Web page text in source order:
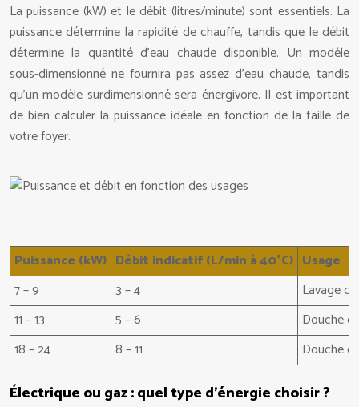
La puissance (kW) et le débit (litres/minute) sont essentiels. La
puissance détermine la rapidité de chauffe, tandis que le débit
détermine la quantité d’eau chaude disponible. Un modèle
sous-dimensionné ne fournira pas assez d’eau chaude, tandis
qu’un modèle surdimensionné sera énergivore. Il est important
de bien calculer la puissance idéale en fonction de la taille de
votre foyer.
Puissance (kW) Débit indicatif (L/min à 40°C) Usage
7 – 9
3 – 4
Lavage
11 – 13
5 – 6
Douche
18 – 24
8 – 11 Douche
Électrique ou gaz : quel type d’énergie choisir ?